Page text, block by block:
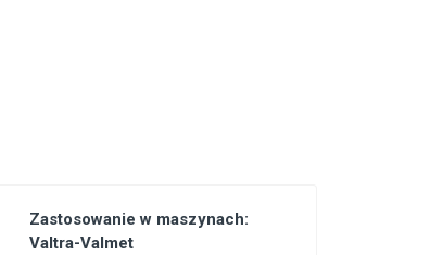
Zastosowanie w maszynach:
Valtra-Valmet